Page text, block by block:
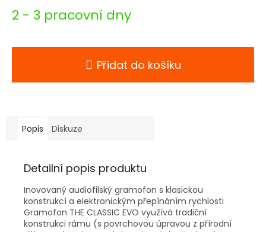
cena:
2 - 3 pracovní dny
Přidat do košíku
Popis Diskuze
Detailní popis produktu
Inovovaný audiofilský gramofon s klasickou
konstrukcí a elektronickým přepínáním rychlosti
Gramofon THE CLASSIC EVO využívá tradiční
konstrukci rámu (s povrchovou úpravou z přírodní